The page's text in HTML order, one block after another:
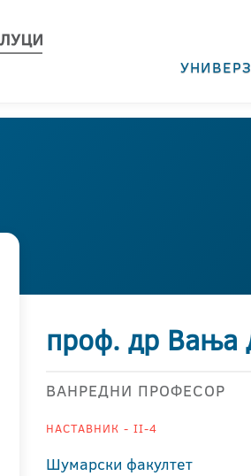
проф. др Вања
ВАНРЕДНИ ПРОФЕСОР
НАСТАВНИК - II-4
Шумарски факултет